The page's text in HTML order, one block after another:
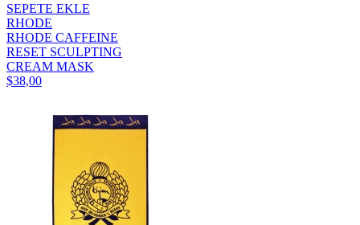
SEPETE EKLE
RHODE
RHODE CAFFEINE
RESET SCULPTING
CREAM MASK
$38,00